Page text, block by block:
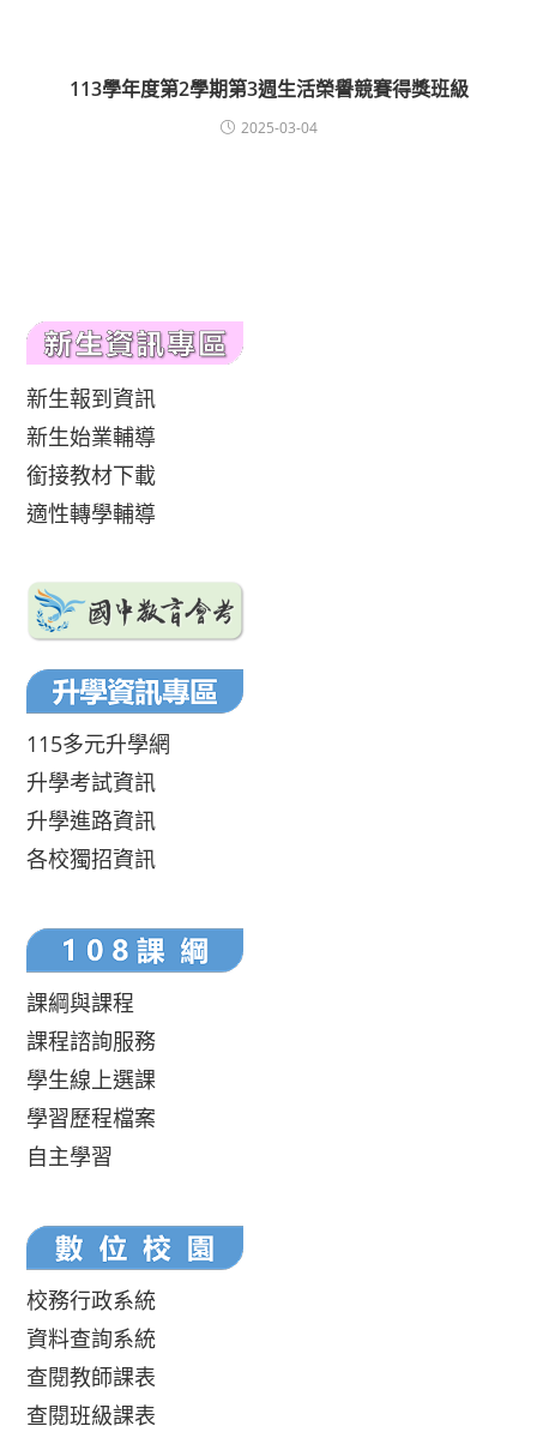
113學年度第2學期第3週生活榮譽競賽得獎班級
2025-03-04
新生報到資訊
新生始業輔導
銜接教材下載
適性轉學輔導
115多元升學網
升學考試資訊
升學進路資訊
各校獨招資訊
課綱與課程
課程諮詢服務
學生線上選課
學習歷程檔案
自主學習
校務行政系統
資料查詢系統
查閱教師課表
查閱班級課表